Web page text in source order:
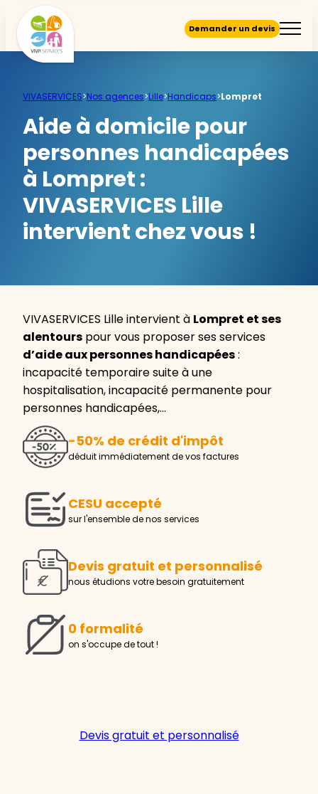
Demander un devis
VIVASERVICES>Nos agences>Lille>Handicaps>Lompret
Aide à domicile pour
personnes handicapées
à Lompret :
VIVASERVICES Lille
intervient chez vous !
VIVASERVICES Lille intervient à Lompret et ses
alentours pour vous proposer ses services
d’aide aux personnes handicapées:
incapacité temporaire suite à une
hospitalisation, incapacité permanente pour
personnes handicapées,…
-50% de crédit d'impôt
déduit immédiatement de vos factures
CESU accepté
sur l'ensemble de nos services
Devis gratuit et personnalisé
nous étudions votre besoin gratuitement
0 formalité
on s'occupe de tout !
Devis gratuit et personnalisé